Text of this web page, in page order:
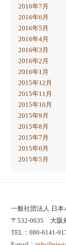
2016年7月
2016年6月
2016年5月
2016年4月
2016年3月
2016年2月
2016年1月
2015年12月
2015年11月
2015年10月
2015年9月
2015年8月
2015年7月
2015年6月
2015年5月
一般社団法人 日
〒532-0035 大阪
TEL：080-6141-